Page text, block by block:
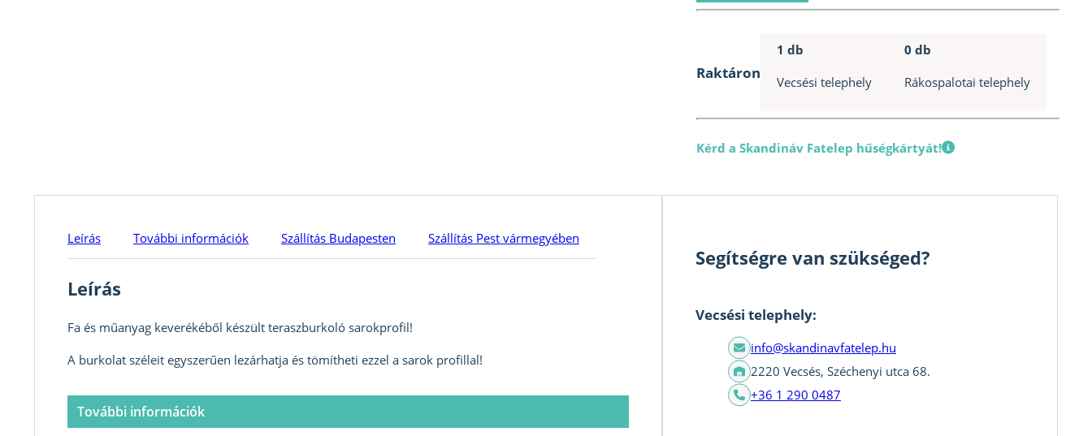
kávébarna
Raktáron
1 db
Vecsési telephely
0 db
Rákospalotai telephely
Kérd a Skandináv Fatelep hűségkártyát!
Leírás További információk Szállítás Budapesten Szállítás Pest vármegyében
Leírás
Fa és műanyag keverékéből készült teraszburkoló sarokprofil!
A burkolat széleit egyszerűen lezárhatja és tömítheti ezzel a sarok profillal!
További információk
Segítségre van szükséged?
Vecsési telephely:
info@skandinavfatelep.hu
2220 Vecsés, Széchenyi utca 68.
+36 1 290 0487